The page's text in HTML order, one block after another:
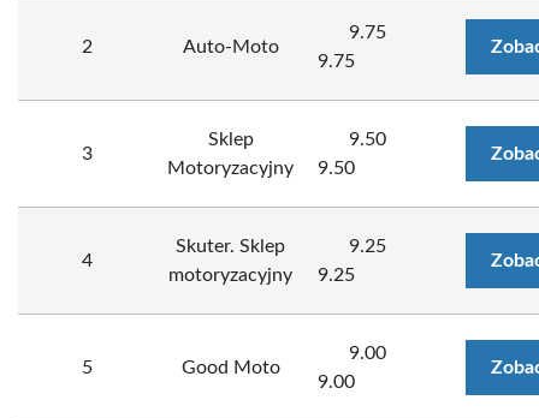
2 Auto-Moto
9.75
9.75
3
Sklep
Motoryzacyjny
9.50
9.50
4
Skuter. Sklep
motoryzacyjny
9.25
9.25
5 Good Moto
9.00
9.00